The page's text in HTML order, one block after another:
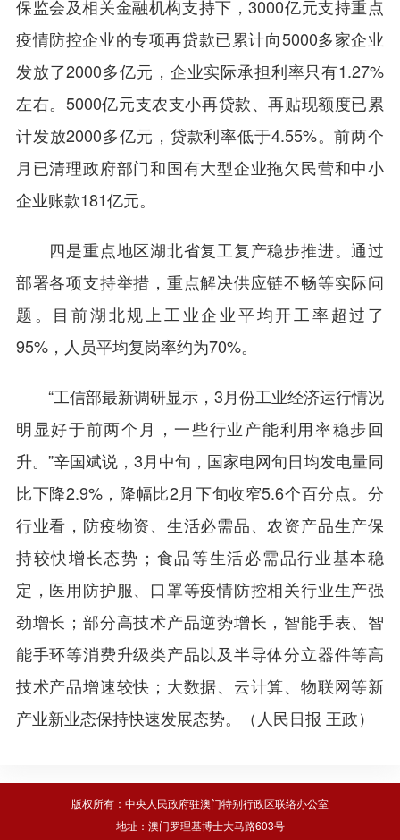
保监会及相关金融机构支持下，3000亿元支持重点
疫情防控企业的专项再贷款已累计向5000多家企业
发放了2000多亿元，企业实际承担利率只有1.27%
左右。5000亿元支农支小再贷款、再贴现额度已累
计发放2000多亿元，贷款利率低于4.55%。前两个
月已清理政府部门和国有大型企业拖欠民营和中小
企业账款181亿元。
四是重点地区湖北省复工复产稳步推进。通过
部署各项支持举措，重点解决供应链不畅等实际问
题。目前湖北规上工业企业平均开工率超过了
95%，人员平均复岗率约为70%。
“工信部最新调研显示，3月份工业经济运行情况
明显好于前两个月，一些行业产能利用率稳步回
升。”辛国斌说，3月中旬，国家电网旬日均发电量同
比下降2.9%，降幅比2月下旬收窄5.6个百分点。分
行业看，防疫物资、生活必需品、农资产品生产保
持较快增长态势；食品等生活必需品行业基本稳
定，医用防护服、口罩等疫情防控相关行业生产强
劲增长；部分高技术产品逆势增长，智能手表、智
能手环等消费升级类产品以及半导体分立器件等高
技术产品增速较快；大数据、云计算、物联网等新
产业新业态保持快速发展态势。（人民日报 王政）
版权所有：中央人民政府驻澳门特别行政区联络办公室
地址：澳门罗理基博士大马路603号